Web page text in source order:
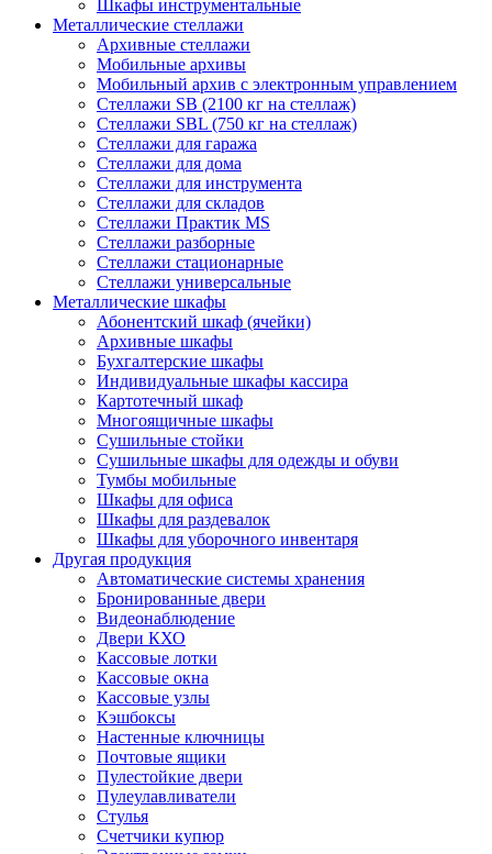
Шкафы инструментальные
Металлические стеллажи
Архивные стеллажи
Мобильные архивы
Мобильный архив с электронным управлением
Стеллажи SB (2100 кг на стеллаж)
Стеллажи SBL (750 кг на стеллаж)
Стеллажи для гаража
Стеллажи для дома
Стеллажи для инструмента
Стеллажи для складов
Стеллажи Практик MS
Стеллажи разборные
Стеллажи стационарные
Стеллажи универсальные
Металлические шкафы
Абонентский шкаф (ячейки)
Архивные шкафы
Бухгалтерские шкафы
Индивидуальные шкафы кассира
Картотечный шкаф
Многоящичные шкафы
Сушильные стойки
Сушильные шкафы для одежды и обуви
Тумбы мобильные
Шкафы для офиса
Шкафы для раздевалок
Шкафы для уборочного инвентаря
Другая продукция
Автоматические системы хранения
Бронированные двери
Видеонаблюдение
Двери КХО
Кассовые лотки
Кассовые окна
Кассовые узлы
Кэшбоксы
Настенные ключницы
Почтовые ящики
Пулестойкие двери
Пулеулавливатели
Стулья
Счетчики купюр